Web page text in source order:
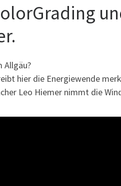
Allgäu?
hier die Energiewende
Leo Hiemer nimmt die